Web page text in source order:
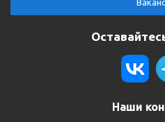
Наши